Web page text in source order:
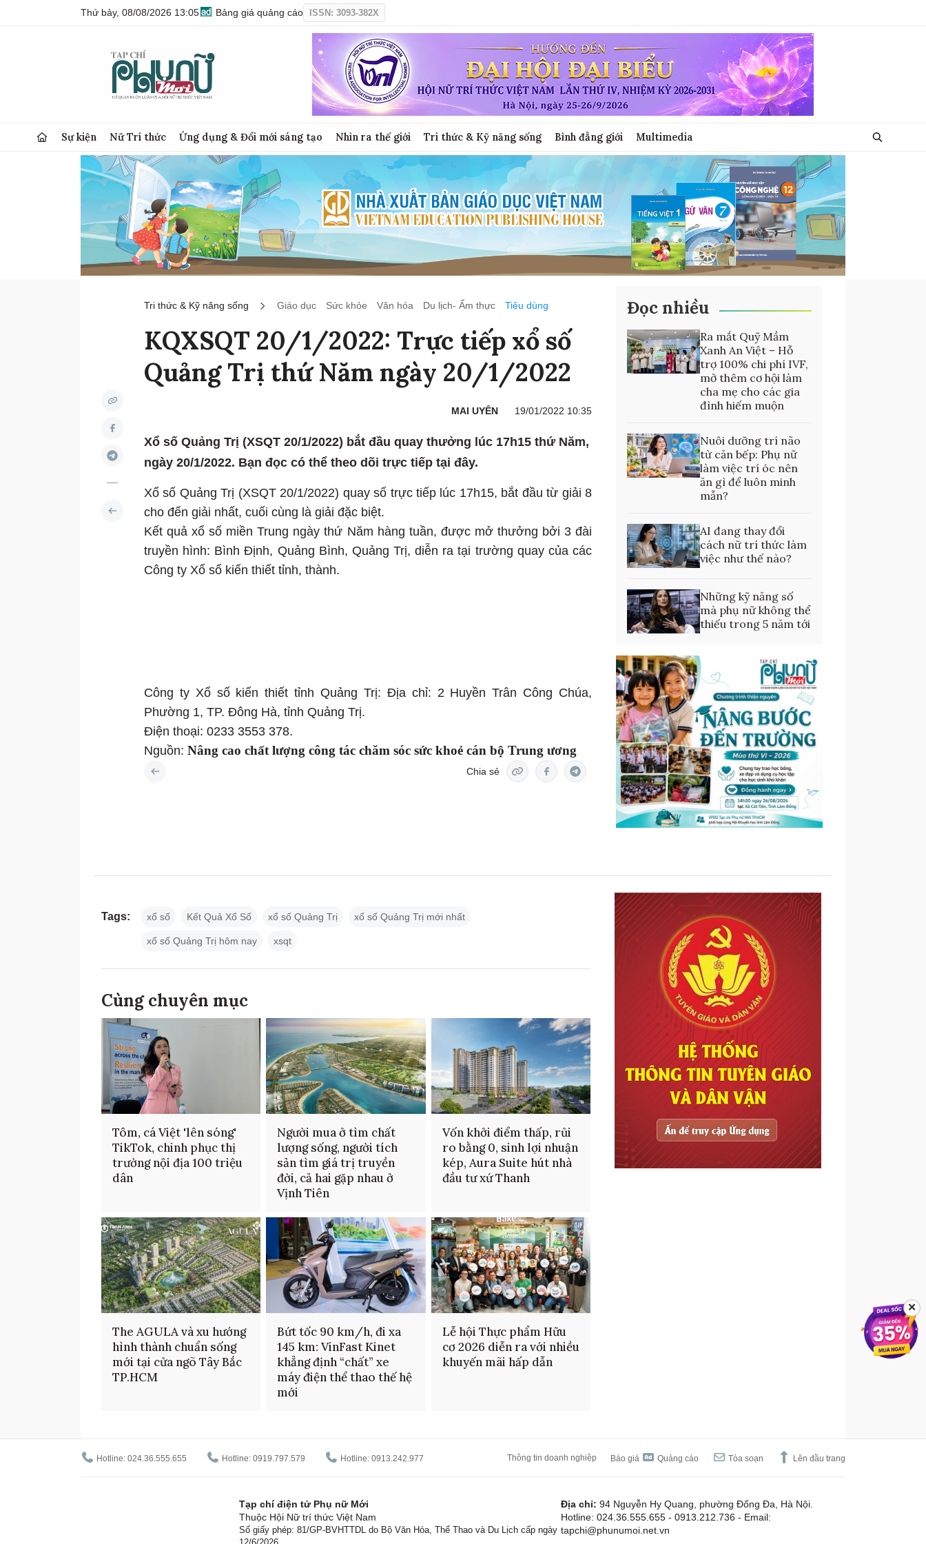
Thứ bảy, 08/08/2026 13:05 Bảng giá quảng cáo ISSN: 3093-382X
Sự kiện Nữ Trí thức Ứng dụng & Đổi mới sáng tạo Nhìn ra thế giới Tri thức & Kỹ năng sống Bình đẳng giới Multimedia
Tri thức & Kỹ năng sống Giáo dục Sức khỏe Văn hóa Du lịch- Ẩm thực Tiêu dùng
KQXSQT 20/1/2022: Trực tiếp xổ số
Quảng Trị thứ Năm ngày 20/1/2022
MAI UYÊN 19/01/2022 10:35
Xổ số Quảng Trị (XSQT 20/1/2022) bắt đầu quay thưởng lúc 17h15 thứ Năm,
ngày 20/1/2022. Bạn đọc có thể theo dõi trực tiếp tại đây.
Xổ số Quảng Trị (XSQT 20/1/2022) quay số trực tiếp lúc 17h15, bắt đầu từ giải 8
cho đến giải nhất, cuối cùng là giải đặc biệt.
Kết quả xổ số miền Trung ngày thứ Năm hàng tuần, được mở thưởng bởi 3 đài
truyền hình: Bình Định, Quảng Bình, Quảng Trị, diễn ra tại trường quay của các
Công ty Xổ số kiến thiết tỉnh, thành.
Công ty Xổ số kiến thiết tỉnh Quảng Trị: Địa chỉ: 2 Huyền Trân Công Chúa,
Phường 1, TP. Đông Hà, tỉnh Quảng Trị.
Điện thoại: 0233 3553 378.
Nguồn: Nâng cao chất lượng công tác chăm sóc sức khoẻ cán bộ Trung ương
Chia sẻ
Đọc nhiều
Ra mắt Quỹ Mầm
Xanh An Việt – Hỗ
trợ 100% chi phí IVF,
mở thêm cơ hội làm
cha mẹ cho các gia
đình hiếm muộn
Nuôi dưỡng trí não
từ căn bếp: Phụ nữ
làm việc trí óc nên
ăn gì để luôn minh
mẫn?
AI đang thay đổi
cách nữ trí thức làm
việc như thế nào?
Những kỹ năng số
mà phụ nữ không thể
thiếu trong 5 năm tới
Tags: xổ số Kết Quả Xổ Số xổ số Quảng Trị xổ số Quảng Trị mới nhất
xổ số Quảng Trị hôm nay xsqt
Cùng chuyên mục
Tôm, cá Việt 'lên sóng'
TikTok, chinh phục thị
trường nội địa 100 triệu
dân
Người mua ở tìm chất
lượng sống, người tích
sản tìm giá trị truyền
đời, cả hai gặp nhau ở
Vịnh Tiên
Vốn khởi điểm thấp, rủi
ro bằng 0, sinh lợi nhuận
kép, Aura Suite hút nhà
đầu tư xứ Thanh
The AGULA và xu hướng
hình thành chuẩn sống
mới tại cửa ngõ Tây Bắc
TP.HCM
Bứt tốc 90 km/h, đi xa
145 km: VinFast Kinet
khẳng định “chất” xe
máy điện thể thao thế hệ
mới
Lễ hội Thực phẩm Hữu
cơ 2026 diễn ra với nhiều
khuyến mãi hấp dẫn
Hotline: 024.36.555.655 Hotline: 0919.797.579 Hotline: 0913.242.977 Thông tin doanh nghiệp Báo giá Quảng cáo Tòa soạn Lên đầu trang
Tạp chí điện tử Phụ nữ Mới
Thuộc Hội Nữ trí thức Việt Nam
Số giấy phép: 81/GP-BVHTTDL do Bộ Văn Hóa, Thể Thao và Du Lịch cấp ngày
Địa chỉ: 94 Nguyễn Hy Quang, phường Đống Đa, Hà Nội.
Hotline: 024.36.555.655 - 0913.212.736 - Email:
tapchi@phunumoi.net.vn
✕